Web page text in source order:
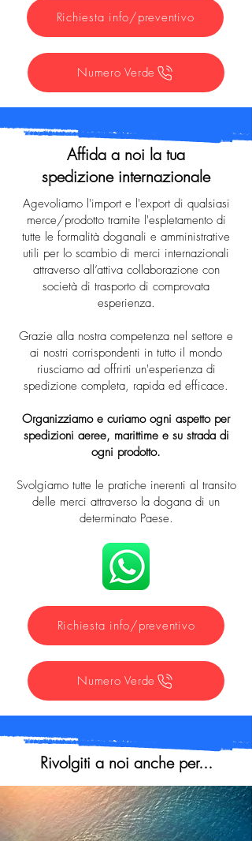
Richiesta info/preventivo
Numero Verde
Affida a noi la tua
spedizione internazionale
Agevoliamo l'import e l'export di qualsiasi
merce/prodotto tramite l'espletamento di
tutte le formalità doganali e amministrative
utili per lo scambio di merci internazionali
attraverso all’attiva collaborazione con
società di trasporto di comprovata
esperienza.
Grazie alla nostra competenza nel settore e
ai nostri corrispondenti in tutto il mondo
riusciamo ad offrirti un'esperienza di
spedizione completa, rapida ed efficace.
Organizziamo e curiamo ogni aspetto per
spedizioni aeree, marittime e su strada di
ogni prodotto.
Svolgiamo tutte le pratiche inerenti al transito
delle merci attraverso la dogana di un
determinato Paese.
Richiesta info/preventivo
Numero Verde
Rivolgiti a noi anche per...